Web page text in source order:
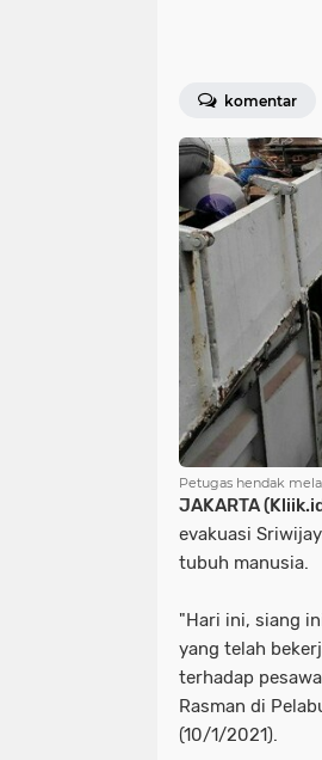
komentar
Petugas hendak
JAKARTA
evakuasi
tubuh manusia.
"Hari ini, siang
yang telah
terhadap
Rasman di
(10/1/2021).